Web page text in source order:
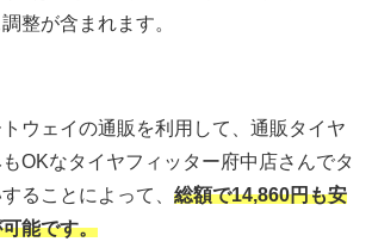
整が含まれます。
ウェイの通販を利用して、通販タイヤ
OKなタイヤフィッター府中店さんでタ
ることによって、 総額で14,860円も安
能です。